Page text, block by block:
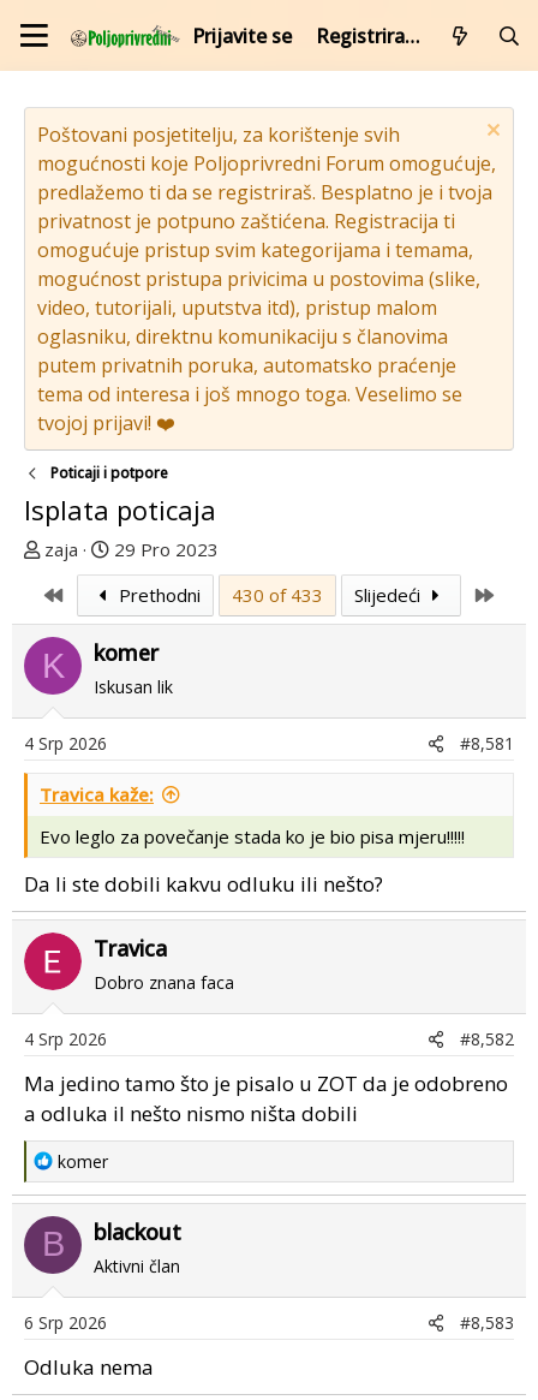
Prijavite se Registrirajte se
Poštovani posjetitelju, za korištenje svih
mogućnosti koje Poljoprivredni Forum omogućuje,
predlažemo ti da se registriraš. Besplatno je i tvoja
privatnost je potpuno zaštićena. Registracija ti
omogućuje pristup svim kategorijama i temama,
mogućnost pristupa privicima u postovima (slike,
video, tutorijali, uputstva itd), pristup malom
oglasniku, direktnu komunikaciju s članovima
putem privatnih poruka, automatsko praćenje
tema od interesa i još mnogo toga. Veselimo se
tvojoj prijavi! ❤️
Poticaji i potpore
Isplata poticaja
T
m
u
p
o
r
e
n
u
o
zaja
D
a
u
m
p
o
g
p
o
s
t
a
29 Pro 2023
First
Prethodni 430 of 433 Slijedeći
K komer
Iskusan lik
4 Srp 2026 #8,581
Travica kaže:
Evo leglo za povečanje stada ko je bio pisa mjeru!!!!!
Da li ste dobili kakvu odluku ili nešto?
Travica
Dobro znana faca
4 Srp 2026 #8,582
Ma jedino tamo što je pisalo u ZOT da je odobreno
a odluka il nešto nismo ništa dobili
R
e
a
c
t
n
s
komer
B blackout
Aktivni član
6 Srp 2026 #8,583
Odluka nema